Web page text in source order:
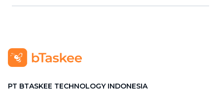
PT BTASKEE TECHNOLOGY INDONESIA